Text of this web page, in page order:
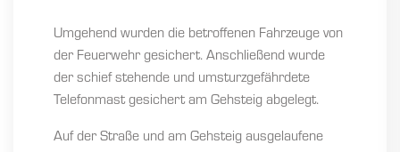
Umgehend wurden die betroffenen Fahrzeuge von
der Feuerwehr gesichert. Anschließend wurde
der schief stehende und umsturzgefährdete
Telefonmast gesichert am Gehsteig abgelegt.
Auf der Straße und am Gehsteig ausgelaufene